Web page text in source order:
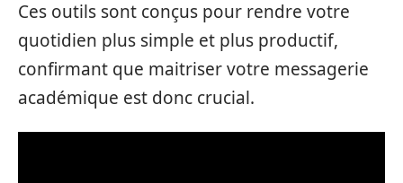
Ces outils sont conçus pour rendre votre
quotidien plus simple et plus productif,
confirmant que maitriser votre messagerie
académique est donc crucial.